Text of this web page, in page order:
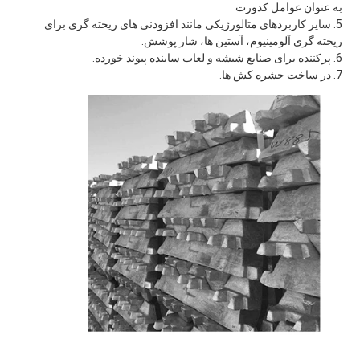
به عنوان عوامل کدورت
ریخته گری آلومینیوم، آستین ها، شار پوشش.
6. پرکننده برای صنایع شیشه و لعاب ساینده پیوند خورده.
7. در ساخت حشره کش ها.